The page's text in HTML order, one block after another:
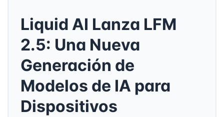
Liquid AI Lanza LFM
2.5: Una Nueva
Generación de
Modelos de IA para
Dispositivos